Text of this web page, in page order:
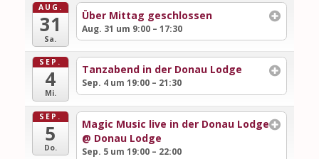
AUG.
31
Sa.
Über Mittag geschlossen
Aug. 31 um 9:00 – 17:30
SEP.
4
Mi.
Tanzabend in der Donau Lodge
Sep. 4 um 19:00 – 21:30
SEP.
5
Do.
Magic Music live in der Donau Lodge
@ Donau Lodge
Sep. 5 um 19:00 – 22:00